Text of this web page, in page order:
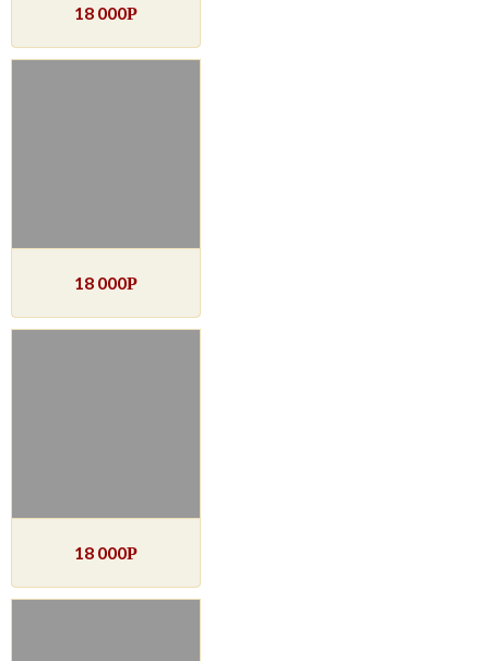
18 000Р
18 000Р
18 000Р